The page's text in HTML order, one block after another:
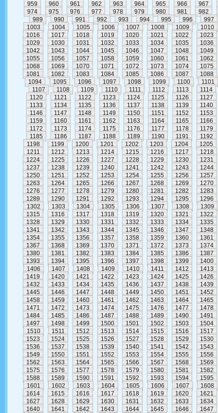
959
960 961 962 963 964 965 966
967
974
975 976 977 978 979 980 981
982
989
990 991 992 993 994 995 996
997
1003
1004 1005 1006 1007 1008 1009
1010
1016
1017 1018 1019 1020 1021 1022
1023
1029
1030 1031 1032 1033 1034 1035
1036
1042
1043 1044 1045 1046 1047 1048
1049
1055
1056 1057 1058 1059 1060 1061
1062
1068
1069 1070 1071 1072 1073 1074
1075
1081
1082 1083 1084 1085 1086 1087
1088
1094
1095 1096 1097 1098 1099 1100
1101
1107
1108 1109 1110 1111 1112 1113
1114
1120
1121 1122 1123 1124 1125 1126
1127
1133
1134 1135 1136 1137 1138 1139
1140
1146
1147 1148 1149 1150 1151 1152
1153
1159
1160 1161 1162 1163 1164 1165
1166
1172
1173 1174 1175 1176 1177 1178
1179
1185
1186 1187 1188 1189 1190 1191
1192
1198
1199 1200 1201 1202 1203 1204
1205
1211
1212 1213 1214 1215 1216 1217
1218
1224
1225 1226 1227 1228 1229 1230
1231
1237
1238 1239 1240 1241 1242 1243
1244
1250
1251 1252 1253 1254 1255 1256
1257
1263
1264 1265 1266 1267 1268 1269
1270
1276
1277 1278 1279 1280 1281 1282
1283
1289
1290 1291 1292 1293 1294 1295
1296
1302
1303 1304 1305 1306 1307 1308
1309
1315
1316 1317 1318 1319 1320 1321
1322
1328
1329 1330 1331 1332 1333 1334
1335
1341
1342 1343 1344 1345 1346 1347
1348
1354
1355 1356 1357 1358 1359 1360
1361
1367
1368 1369 1370 1371 1372 1373
1374
1380
1381 1382 1383 1384 1385 1386
1387
1393
1394 1395 1396 1397 1398 1399
1400
1406
1407 1408 1409 1410 1411 1412
1413
1419
1420 1421 1422 1423 1424 1425
1426
1432
1433 1434 1435 1436 1437 1438
1439
1445
1446 1447 1448 1449 1450 1451
1452
1458
1459 1460 1461 1462 1463 1464
1465
1471
1472 1473 1474 1475 1476 1477
1478
1484
1485 1486 1487 1488 1489 1490
1491
1497
1498 1499 1500 1501 1502 1503
1504
1510
1511 1512 1513 1514 1515 1516
1517
1523
1524 1525 1526 1527 1528 1529
1530
1536
1537 1538 1539 1540 1541 1542
1543
1549
1550 1551 1552 1553 1554 1555
1556
1562
1563 1564 1565 1566 1567 1568
1569
1575
1576 1577 1578 1579 1580 1581
1582
1588
1589 1590 1591 1592 1593 1594
1595
1601
1602 1603 1604 1605 1606 1607
1608
1614
1615 1616 1617 1618 1619 1620
1621
1627
1628 1629 1630 1631 1632 1633
1634
1640
1641 1642 1643 1644 1645 1646
1647